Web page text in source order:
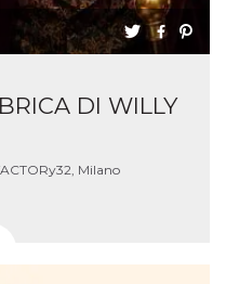
DI WILLY
Milano